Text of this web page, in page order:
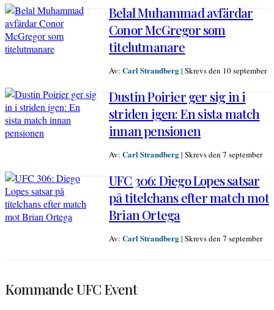
Belal Muhammad avfärdar
Conor McGregor som
titelutmanare
Av: Carl Strandberg| Skrevs den 10 september
Dustin Poirier ger sig in i
striden igen: En sista match
innan pensionen
Av: Carl Strandberg| Skrevs den 7 september
UFC 306: Diego Lopes satsar
på titelchans efter match mot
Brian Ortega
Av: Carl Strandberg| Skrevs den 7 september
Kommande UFC Event